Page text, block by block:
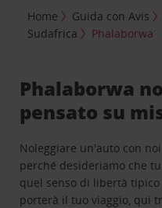
Home Guida con Avis
Sudafrica
Phalaborwa
Phalaborwa
pensato su
Noleggiare un'auto con
perché desideriamo che
quel senso di libertà
porterà il tuo viaggio, qui